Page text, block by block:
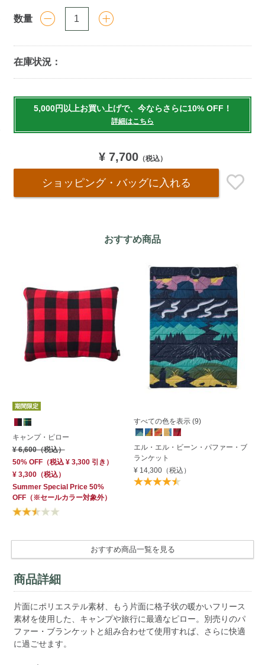
数量
在庫状況：
to
5,000円以上お買い上げで、今ならさらに10% OFF！
詳細はこちら
¥ 7,700（税込）
ショッピング・バッグに入れる
おすすめ商品
期間限定
キャンプ・ピロー
¥ 6,600（税込）
50% OFF（税込 ¥ 3,300引き）
¥ 3,300（税込）
Summer Special Price 50%
OFF（※セールカラー対象外）
すべての色を表示 (9)
エル・エル・ビーン・パファー・ブ
ランケット
¥ 14,300 （税込）
おすすめ商品一覧を見る
商品詳細
片面にポリエステル素材、もう片面に格子状の暖かいフリース
素材を使用した、キャンプや旅行に最適なピロー。別売りのパ
ファー・ブランケットと組み合わせて使用すれば、さらに快適
に過ごせます。